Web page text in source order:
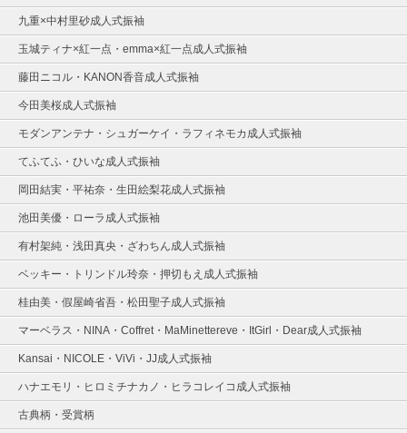
九重×中村里砂成人式振袖
玉城ティナ×紅一点・emma×紅一点成人式振袖
藤田ニコル・KANON香音成人式振袖
今田美桜成人式振袖
モダンアンテナ・シュガーケイ・ラフィネモカ成人式振袖
てふてふ・ひいな成人式振袖
岡田結実・平祐奈・生田絵梨花成人式振袖
池田美優・ローラ成人式振袖
有村架純・浅田真央・ざわちん成人式振袖
ベッキー・トリンドル玲奈・押切もえ成人式振袖
桂由美・假屋崎省吾・松田聖子成人式振袖
マーベラス・NINA・Coffret・MaMinettereve・ItGirl・Dear成人式振袖
Kansai・NICOLE・ViVi・JJ成人式振袖
ハナエモリ・ヒロミチナカノ・ヒラコレイコ成人式振袖
古典柄・受賞柄